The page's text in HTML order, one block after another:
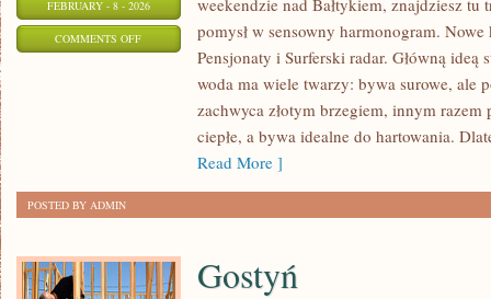
FEBRUARY - 8 - 2026
COMMENTS OFFON
PENSJONATY
weekendzie nad Bałtykiem, znajdziesz
pomysł w sensowny harmonogram.
Pensjonaty i Surferski radar. Główną
woda ma wiele twarzy: bywa surowe, ale
zachwyca złotym brzegiem, innym
ciepłe, a bywa idealne do hartowania.
Read More ]
POSTED BY ADMIN
Gostyń